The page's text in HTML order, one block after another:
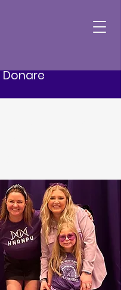
Donare